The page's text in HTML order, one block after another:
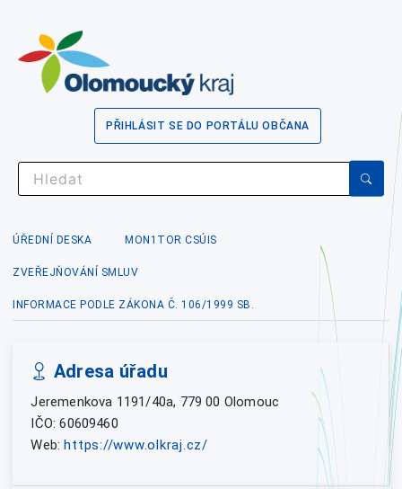
PŘIHLÁSIT SE DO PORTÁLU OBČANA
ÚŘEDNÍ DESKA MON1TOR CSÚIS
ZVEŘEJŇOVÁNÍ SMLUV
INFORMACE PODLE ZÁKONA Č. 106/1999 SB.
Adresa úřadu
Jeremenkova 1191/40a, 779 00 Olomouc
IČO: 60609460
Web: https://www.olkraj.cz/